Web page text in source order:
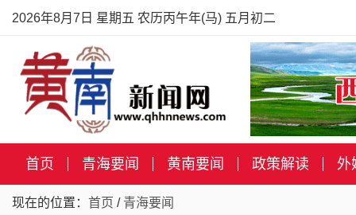
2026年8月7日 星期五 农历丙午年(马) 五月初二
首页 青海要闻 黄南要闻 政策解读 外
现在的位置： 首页 / 青海要闻